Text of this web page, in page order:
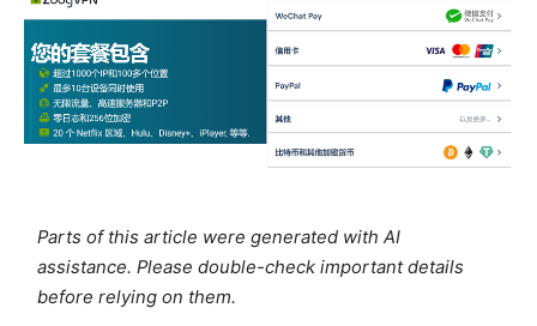
Parts of this article were generated with AI
assistance. Please double-check important details
before relying on them.